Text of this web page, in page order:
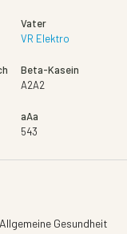
Vater
VR Elektro
Beta-Kasein
A2A2
aAa
543
Allgemeine Gesundheit